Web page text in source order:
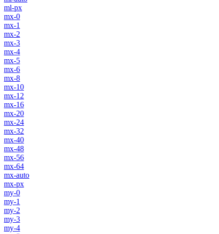
ml-px
mx-0
mx-1
mx-2
mx-3
mx-4
mx-5
mx-6
mx-8
mx-10
mx-12
mx-16
mx-20
mx-24
mx-32
mx-40
mx-48
mx-56
mx-64
mx-auto
mx-px
my-0
my-1
my-2
my-3
my-4